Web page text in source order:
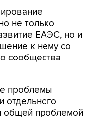
не только
ЕАЭС, но и
к нему со
сообщества
проблемы
отдельного
общей проблемой